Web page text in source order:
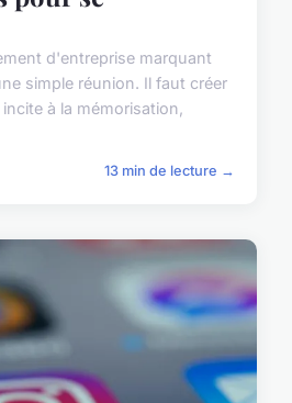
d'entreprise marquant
simple réunion. Il faut créer
à la mémorisation,
13 min de lecture →